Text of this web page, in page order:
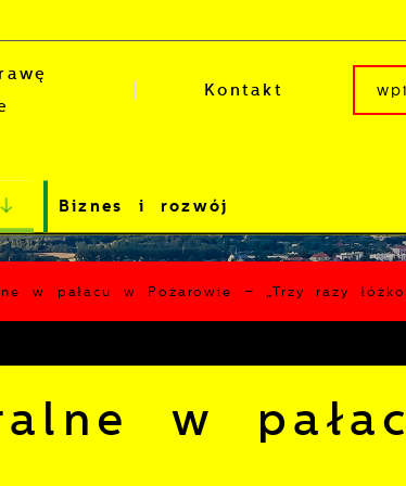
Kontakt
Biznes i rozwój
w pałacu w Pożarowie – „Trzy razy
w